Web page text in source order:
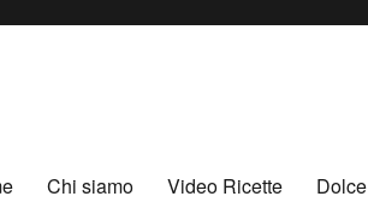
Chi siamo Video Ricette Dolce